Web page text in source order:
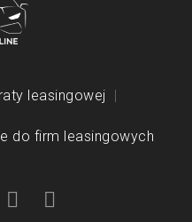
leasingowej
do firm leasingowych